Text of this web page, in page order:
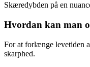
Skæredybden på en
Hvordan kan man
For at forlænge levetiden
skarphed.